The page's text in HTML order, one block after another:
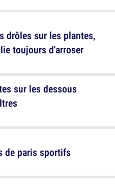
drôles sur les plantes,
toujours d'arroser
de paris sportifs
sur les dessous